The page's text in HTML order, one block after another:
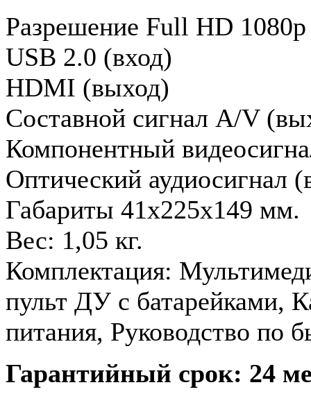
Разрешение Full HD
USB 2.0 (вход)
HDMI (выход)
Составной сигнал A/V
Компонентный
Оптический аудиосигнал
Габариты 41х225х149 мм.
Вес: 1,05 кг.
Комплектация:
пульт ДУ с батарейками,
питания, Руководство по
Гарантийный срок: 24